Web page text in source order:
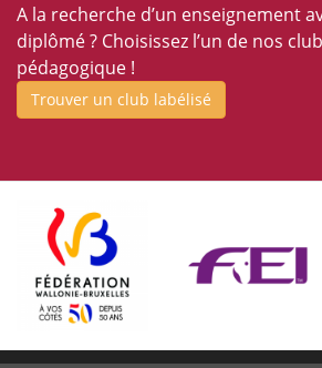
A la recherche d’un enseignement
diplômé ? Choisissez l’un de nos
pédagogique !
Trouver un club labélisé